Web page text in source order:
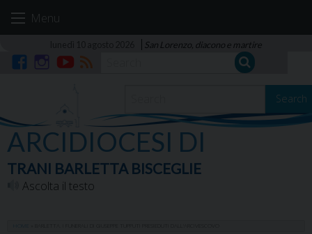
Menu
San Lorenzo, diacono e martire
Search
ARCIDIOCESI DI
TRANI BARLETTA BISCEGLIE
Ascolta il testo